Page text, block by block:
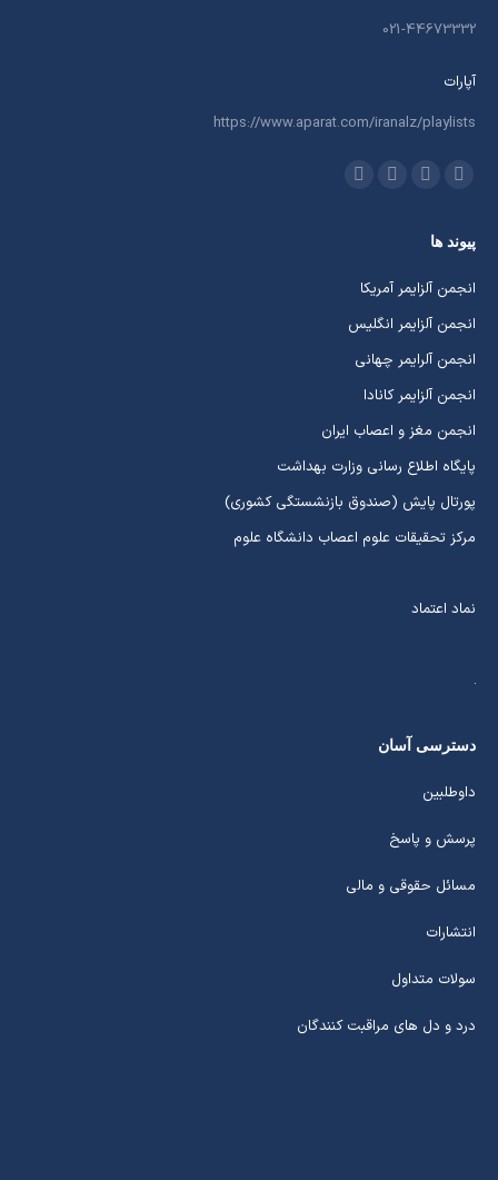
021-44673332
آپارات
https://www.aparat.com/iranalz/playlists
ما را دنبال کنید در:
کردن
پنجره
جدید
در
پنجره
جدید
پنجره
جدید
پنجره
جدید
پیوند ها
انجمن آلزایمر آمریکا
انجمن آلزایمر انگلیس
انجمن آلرایمر چهانی
انجمن آلزایمر کانادا
انجمن مغز و اعصاب ایران
پایگاه اطلاع رسانی وزارت بهداشت
پورتال پایش (صندوق بازنشستگی کشوری)
مرکز تحقیقات علوم اعصاب دانشگاه علوم
نماد اعتماد
دسترسی آسان
داوطلبین
پرسش و پاسخ
مسائل حقوقی و مالی
انتشارات
سولات متداول
درد و دل های مراقبت کنندگان